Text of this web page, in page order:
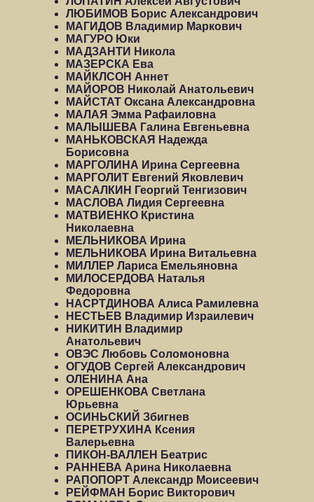
ЛЮБИМОВ Борис Александрович
МАГИДОВ Владимир Маркович
МАГУРО Юки
МАДЗАНТИ Никола
МАЗЕРСКА Ева
МАЙКЛСОН Аннет
МАЙОРОВ Николай Анатольевич
МАЙСТАТ Оксана Александровна
МАЛАЯ Эмма Рафаиловна
МАЛЫШЕВА Галина Евгеньевна
МАНЬКОВСКАЯ Надежда
Борисовна
МАРГОЛИНА Ирина Сергеевна
МАРГОЛИТ Евгений Яковлевич
МАСАЛКИН Георгий Тенгизович
МАСЛОВА Лидия Сергеевна
МАТВИЕНКО Кристина
Николаевна
МЕЛЬНИКОВА Ирина
МЕЛЬНИКОВА Ирина Витальевна
МИЛЛЕР Лариса Емельяновна
МИЛОСЕРДОВА Наталья
Федоровна
НАСРТДИНОВА Алиса Рамилевна
НЕСТЬЕВ Владимир Израилевич
НИКИТИН Владимир
Анатольевич
ОВЭС Любовь Соломоновна
ОГУДОВ Сергей Александрович
ОЛЕНИНА Ана
ОРЕШЕНКОВА Светлана
Юрьевна
ОСИНЬСКИЙ Збигнев
ПЕРЕТРУХИНА Ксения
Валерьевна
ПИКОН-ВАЛЛЕН Беатрис
РАННЕВА Арина Николаевна
РАПОПОРТ Александр Моисеевич
РЕЙФМАН Борис Викторович